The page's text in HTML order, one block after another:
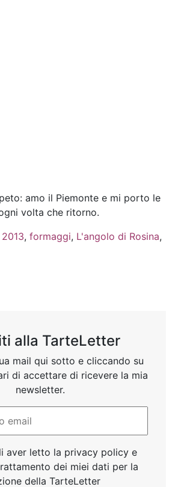
amo il Piemonte e mi porto le
volta che ritorno.
, formaggi, L'angolo di Rosina,
alla TarteLetter
mail qui sotto e cliccando su
di accettare di ricevere la mia
newsletter.
aver letto la privacy policy e
dei miei dati per la
della TarteLetter